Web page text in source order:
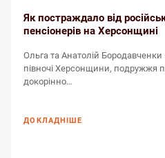
Як постраждало від
пенсіонерів на Херсонщині
Ольга та Анатолій
півночі Херсонщини, подружжя
докорінно…
ДОКЛАДНІШЕ